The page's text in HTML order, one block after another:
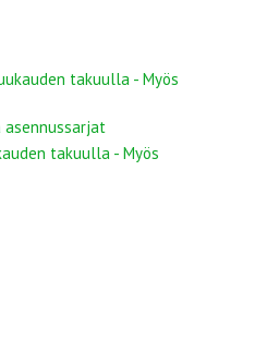
takuulla - Myös
asennussarjat
takuulla - Myös